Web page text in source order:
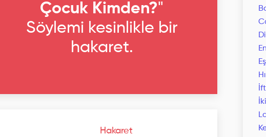
Çocuk Kimden?"
Söylemi kesinlikle bir
hakaret.
Hakaret